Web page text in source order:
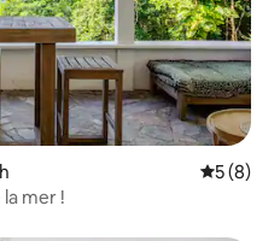
5 (8)
mer !